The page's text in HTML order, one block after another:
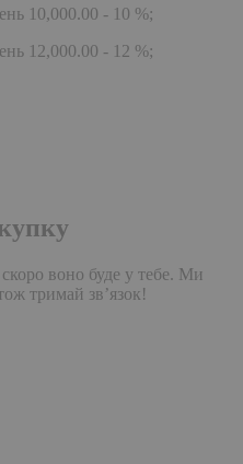
10,000.00 - 10 %;
12,000.00 - 12 %;
воно буде у тебе. Ми
тримай зв’язок!